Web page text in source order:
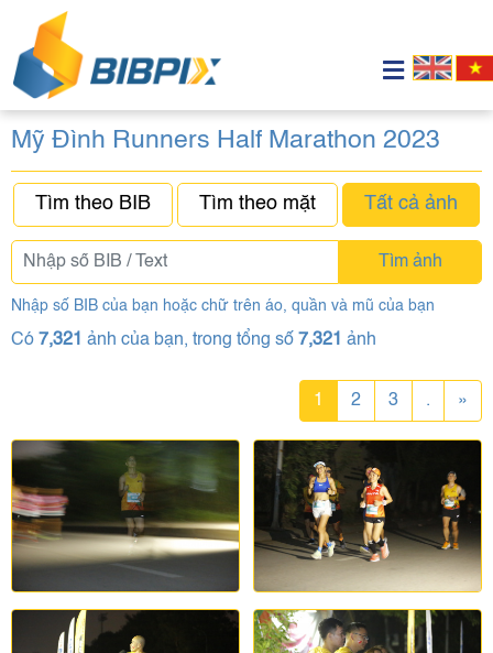
Mỹ Đình Runners Half Marathon 2023
Tìm theo BIB Tìm theo mặt Tất cả ảnh
Tìm ảnh
Nhập số BIB của bạn hoặc chữ trên áo, quần và mũ của bạn
Có 7,321 ảnh của bạn, trong tổng số 7,321 ảnh
1 2 3 . »